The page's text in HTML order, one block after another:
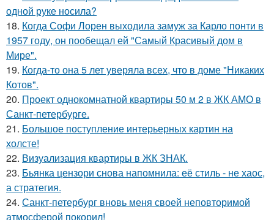
одной руке носила?
18. Когда Софи Лорен выходила замуж за Карло понти в
1957 году, он пообещал ей "Самый Красивый дом в
Мире".
19. Когда-то она 5 лет уверяла всех, что в доме "Никаких
Котов".
20. Проект однокомнатной квартиры 50 м 2 в ЖК АМО в
Санкт-петербурге.
21. Большое поступление интерьерных картин на
холсте!
22. Визуализация квартиры в ЖК ЗНАК.
23. Бьянка цензори снова напомнила: её стиль - не хаос,
а стратегия.
24. Санкт-петербург вновь меня своей неповторимой
атмосферой покорил!